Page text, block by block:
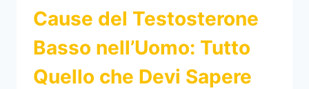
Cause del Testosterone
Basso nell’Uomo: Tutto
Quello che Devi Sapere